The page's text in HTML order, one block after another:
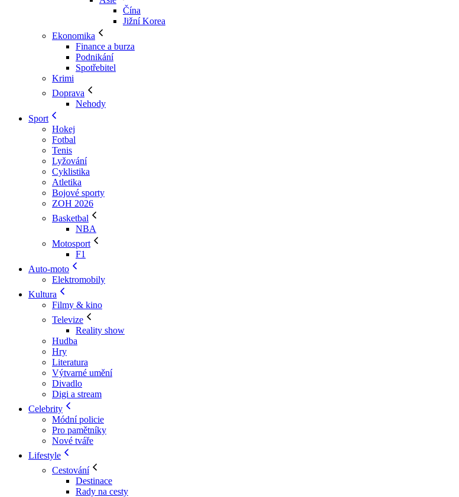
Čína
Jižní Korea
Ekonomika
Finance a burza
Podnikání
Spotřebitel
Krimi
Doprava
Nehody
Sport
Hokej
Fotbal
Tenis
Lyžování
Cyklistika
Atletika
Bojové sporty
ZOH 2026
Basketbal
NBA
Motosport
F1
Auto-moto
Elektromobily
Kultura
Filmy & kino
Televize
Reality show
Hudba
Hry
Literatura
Výtvarné umění
Divadlo
Digi a stream
Celebrity
Módní policie
Pro pamětníky
Nové tváře
Lifestyle
Cestování
Destinace
Rady na cesty